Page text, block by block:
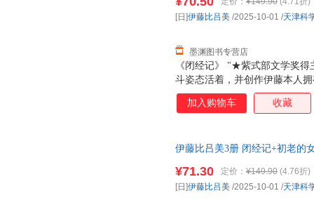
会变老啊！”伊藤在这本书里写
和诙谐生动的笔触枝蔓到生活
《闭经记》 "★紫式部文学奖
斗姿态活着，并创作伊藤本人
三十五岁患忧郁症，离过婚，
居，有三个女儿都在美国，大
法是冲上去，赌一把，做过，
会变老啊！”伊藤在这本书里写
和诙谐生动的笔触枝蔓到生活
墨渊图书专营店
[日]伊藤比吕美 /2025-10-01 /天津科
加入购物车 收藏
伊藤比吕美3册 闭经记+初老的
优惠咨询在线客服！
¥71.30 定价： ¥149.90 (4.76折)
[日]伊藤比吕美 /2025-10-01 /天津科